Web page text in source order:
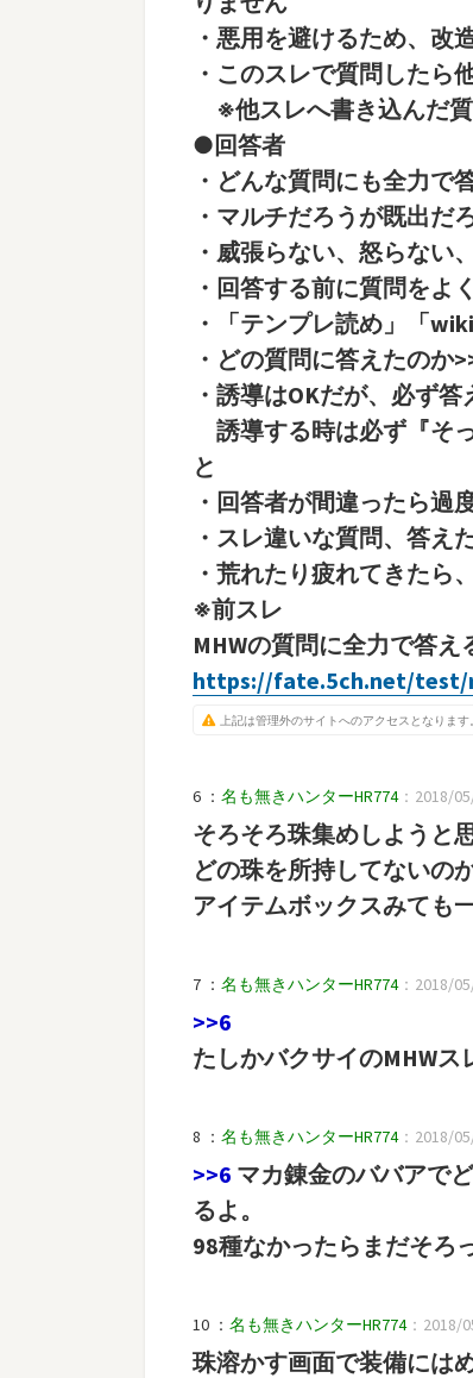
・悪用を避けるため、改
・このスレで質問したら
※他スレへ書き込んだ
●回答者
・どんな質問にも全力で
・マルチだろうが既出だ
・威張らない、怒らない
・回答する前に質問をよ
・「テンプレ読め」「
・どの質問に答えたの
・誘導はOKだが、必ず
誘導する時は必ず『そ
と
・回答者が間違ったら過
・スレ違いな質問、答え
・荒れたり疲れてきたら
※前スレ
MHWの質問に全力で答え
https://fate.5ch.net/test/
上記は管理外のサイトへのアクセスとなります。
6 ： 名も無きハンターHR774：2018/
そろそろ珠集めしようと
どの珠を所持してないの
アイテムボックスみても
7 ： 名も無きハンターHR774：2018/
>>6
たしかバクサイのMHW
8 ： 名も無きハンターHR774：2018/
>>6 マカ錬金のババアで
るよ。
98種なかったらまだそろ
10 ： 名も無きハンターHR774：2018/
珠溶かす画面で装備には